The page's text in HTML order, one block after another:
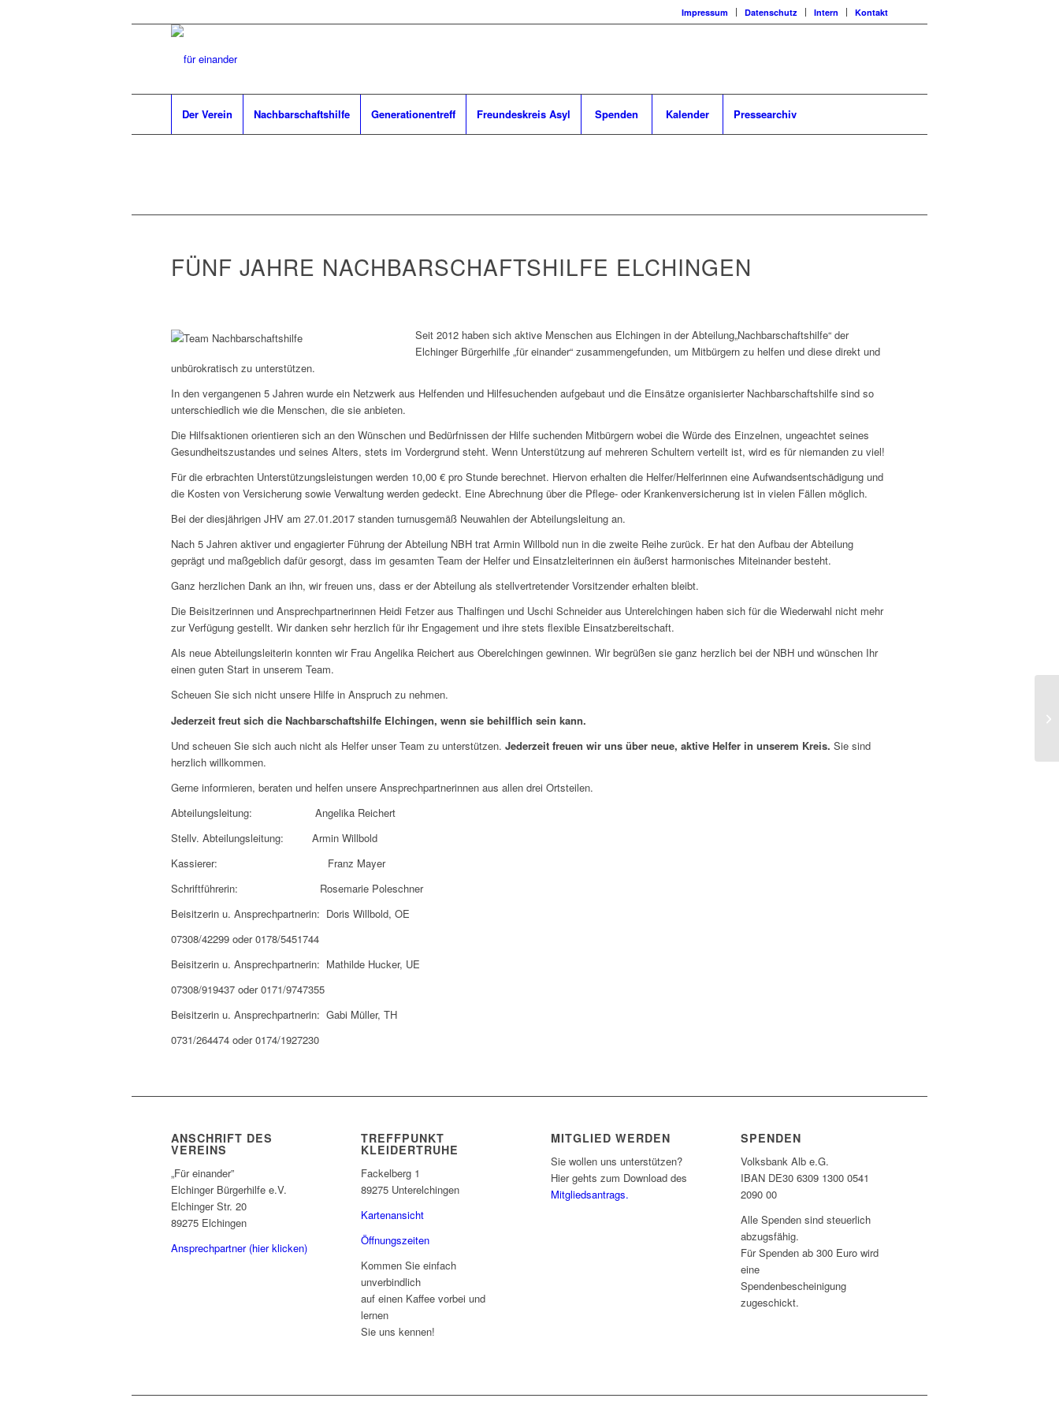
Impressum Datenschutz Intern Kontakt
Der Verein Nachbarschaftshilfe Generationentreff Freundeskreis Asyl Spenden Kalender Pressearchiv
FÜNF JAHRE NACHBARSCHAFTSHILFE ELCHINGEN
Seit 2012 haben sich aktive Menschen aus Elchingen in der Abteilung„Nachbarschaftshilfe“ der
Elchinger Bürgerhilfe „für einander“ zusammengefunden, um Mitbürgern zu helfen und diese direkt und
unbürokratisch zu unterstützen.
In den vergangenen 5 Jahren wurde ein Netzwerk aus Helfenden und Hilfesuchenden aufgebaut und die Einsätze organisierter Nachbarschaftshilfe sind so
unterschiedlich wie die Menschen, die sie anbieten.
Die Hilfsaktionen orientieren sich an den Wünschen und Bedürfnissen der Hilfe suchenden Mitbürgern wobei die Würde des Einzelnen, ungeachtet seines
Gesundheitszustandes und seines Alters, stets im Vordergrund steht. Wenn Unterstützung auf mehreren Schultern verteilt ist, wird es für niemanden zu viel!
Für die erbrachten Unterstützungsleistungen werden 10,00 € pro Stunde berechnet. Hiervon erhalten die Helfer/Helferinnen eine Aufwandsentschädigung und
die Kosten von Versicherung sowie Verwaltung werden gedeckt. Eine Abrechnung über die Pflege- oder Krankenversicherung ist in vielen Fällen möglich.
Bei der diesjährigen JHV am 27.01.2017 standen turnusgemäß Neuwahlen der Abteilungsleitung an.
Nach 5 Jahren aktiver und engagierter Führung der Abteilung NBH trat Armin Willbold nun in die zweite Reihe zurück. Er hat den Aufbau der Abteilung
geprägt und maßgeblich dafür gesorgt, dass im gesamten Team der Helfer und Einsatzleiterinnen ein äußerst harmonisches Miteinander besteht.
Ganz herzlichen Dank an ihn, wir freuen uns, dass er der Abteilung als stellvertretender Vorsitzender erhalten bleibt.
Die Beisitzerinnen und Ansprechpartnerinnen Heidi Fetzer aus Thalfingen und Uschi Schneider aus Unterelchingen haben sich für die Wiederwahl nicht mehr
zur Verfügung gestellt. Wir danken sehr herzlich für ihr Engagement und ihre stets flexible Einsatzbereitschaft.
Als neue Abteilungsleiterin konnten wir Frau Angelika Reichert aus Oberelchingen gewinnen. Wir begrüßen sie ganz herzlich bei der NBH und wünschen Ihr
einen guten Start in unserem Team.
Scheuen Sie sich nicht unsere Hilfe in Anspruch zu nehmen.
Jederzeit freut sich die Nachbarschaftshilfe Elchingen, wenn sie behilflich sein kann.
Und scheuen Sie sich auch nicht als Helfer unser Team zu unterstützen. Jederzeit freuen wir uns über neue, aktive Helfer in unserem Kreis. Sie sind
herzlich willkommen.
Gerne informieren, beraten und helfen unsere Ansprechpartnerinnen aus allen drei Ortsteilen.
Abteilungsleitung: Angelika Reichert
Stellv. Abteilungsleitung: Armin Willbold
Kassierer: Franz Mayer
Schriftführerin: Rosemarie Poleschner
Beisitzerin u. Ansprechpartnerin: Doris Willbold, OE
07308/42299 oder 0178/5451744
Beisitzerin u. Ansprechpartnerin: Mathilde Hucker, UE
07308/919437 oder 0171/9747355
Beisitzerin u. Ansprechpartnerin: Gabi Müller, TH
0731/264474 oder 0174/1927230
ANSCHRIFT DES
VEREINS
„Für einander”
Elchinger Bürgerhilfe e.V.
Elchinger Str. 20
89275 Elchingen
Ansprechpartner (hier klicken)
TREFFPUNKT
KLEIDERTRUHE
Fackelberg 1
89275 Unterelchingen
Kartenansicht
Öffnungszeiten
Kommen Sie einfach
unverbindlich
auf einen Kaffee vorbei und
lernen
Sie uns kennen!
MITGLIED WERDEN
Sie wollen uns unterstützen?
Hier gehts zum Download des
Mitgliedsantrags.
SPENDEN
Volksbank Alb e.G.
IBAN DE30 6309 1300 0541
2090 00
Alle Spenden sind steuerlich
abzugsfähig.
Für Spenden ab 300 Euro wird
eine
Spendenbescheinigung
zugeschickt.